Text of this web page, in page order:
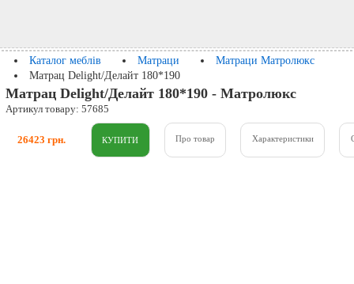
Каталог меблів Матраци
Матраци Матролюкс
Матрац Delight/Делайт 180*190
Матрац Delight/Делайт 180*190 - Матролюкс
Артикул товару: 57685
26423 грн. Про товар Характеристики